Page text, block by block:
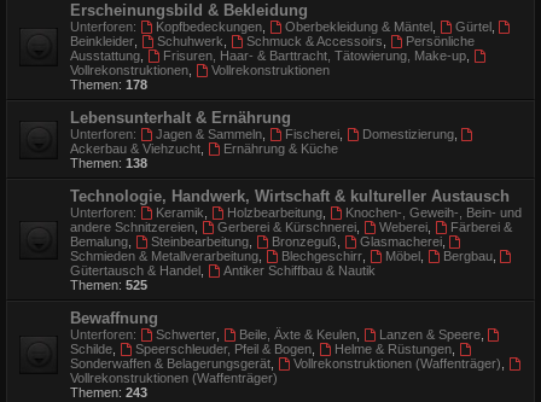
Erscheinungsbild & Bekleidung
Unterforen: Kopfbedeckungen, Oberbekleidung & Mäntel Gürtel
Beinkleider
Schuhwerk Schmuck & Accessoirs
Persönliche
Ausstattung
Frisuren, Haar- & Barttracht, Tätowierung, Make-up,
Vollrekonstruktionen
Vollrekonstruktionen
Themen: 178
Lebensunterhalt & Ernährung
Unterforen: Jagen & Sammeln, Fischerei, Domestizierung,
Ackerbau & Viehzucht
Ernährung & Küche
Themen: 138
Technologie, Handwerk, Wirtschaft & kultureller Austausch
Unterforen: Keramik Holzbearbeitung,
Knochen-, Geweih-, Bein- und
andere Schnitzereien
Gerberei & Kürschnerei, Weberei,
Färberei &
Bemalung
Steinbearbeitung, Bronzeguß Glasmacherei,
Schmieden & Metallverarbeitung
Blechgeschirr, Möbel Bergbau,
Gütertausch & Handel
Antiker Schiffbau & Nautik
Themen: 525
Bewaffnung
Unterforen: Schwerter, Beile, Äxte & Keulen, Lanzen & Speere,
Schilde
Speerschleuder, Pfeil & Bogen, Helme & Rüstungen,
Sonderwaffen & Belagerungsgerät
Vollrekonstruktionen (Waffenträger)
Vollrekonstruktionen (Waffenträger)
Themen: 243